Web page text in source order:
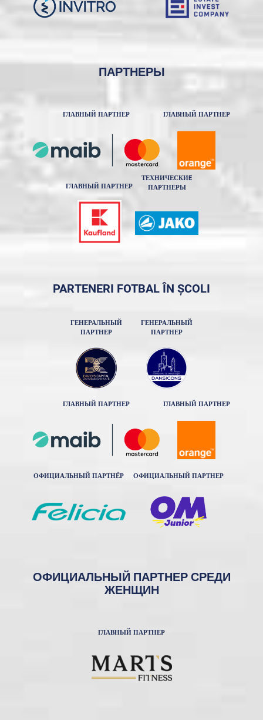
ПАРТНЕРЫ
ГЛАВНЫЙ ПАРТНЕР ГЛАВНЫЙ ПАРТНЕР
ГЛАВНЫЙ ПАРТНЕР
ТЕХНИЧЕСКИE
ПАРТНЕРЫ
PARTENERI FOTBAL ÎN ȘCOLI
ГЕНЕРАЛЬНЫЙ
ПАРТНЕР
ГЕНЕРАЛЬНЫЙ
ПАРТНЕР
ГЛАВНЫЙ ПАРТНЕР ГЛАВНЫЙ ПАРТНЕР
ОФИЦИАЛЬНЫЙ ПАРТНЁР ОФИЦИАЛЬНЫЙ ПАРТНЕР
ОФИЦИАЛЬНЫЙ ПАРТНЕР СРЕДИ
ЖЕНЩИН
ГЛАВНЫЙ ПАРТНЕР